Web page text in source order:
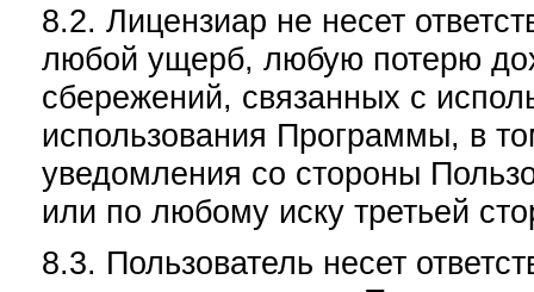
8.2. Лицензиар не несет
любой ущерб, любую потерю
сбережений, связанных с
использования Программы, в
уведомления со стороны
или по любому иску третьей
8.3. Пользователь несет